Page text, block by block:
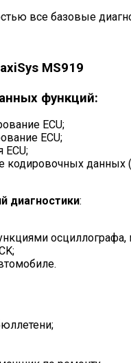
все базовые
MS919
функций:
ECU;
ECU;
кодировочных данных
диагностики:
осциллографа,